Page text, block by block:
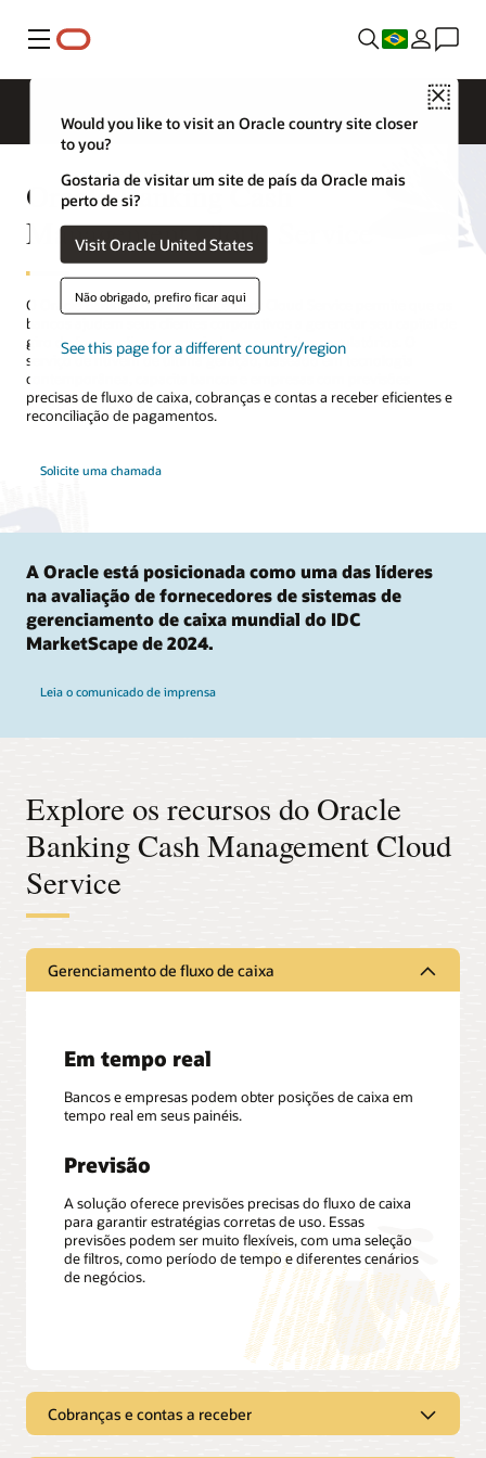
Menu
Close
Would you like to visit an Oracle country site closer
to you?
Gostaria de visitar um site de país da Oracle mais
perto de si?
Visit Oracle United States
Não obrigado, prefiro ficar aqui
See this page for a different country/region
Oracle Banking Cash
Management Cloud Service
O Oracle Banking Cash Management Cloud Service permite que os
bancos ajudem seus clientes corporativos a gerenciar seu capital de
giro de forma eficaz, cumprindo os requisitos regulatórios. O
serviço de nuvem de última geração, baseado em tecnologia
contemporânea, capacita bancos e empresas com previsões
precisas de fluxo de caixa, cobranças e contas a receber eficientes e
reconciliação de pagamentos.
Solicite uma chamada
A Oracle está posicionada como uma das líderes
na avaliação de fornecedores de sistemas de
gerenciamento de caixa mundial do IDC
MarketScape de 2024.
Leia o comunicado de imprensa
Explore os recursos do Oracle
Banking Cash Management Cloud
Service
Gerenciamento de fluxo de caixa
Em tempo real
Bancos e empresas podem obter posições de caixa em
tempo real em seus painéis.
Previsão
A solução oferece previsões precisas do fluxo de caixa
para garantir estratégias corretas de uso. Essas
previsões podem ser muito flexíveis, com uma seleção
de filtros, como período de tempo e diferentes cenários
de negócios.
Cobranças e contas a receber